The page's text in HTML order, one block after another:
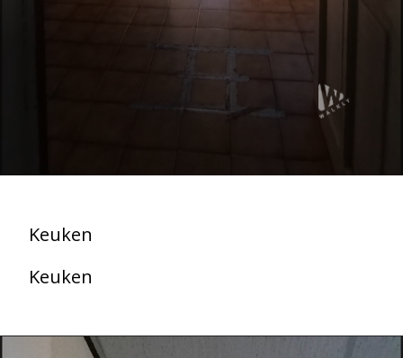
Keuken
Keuken